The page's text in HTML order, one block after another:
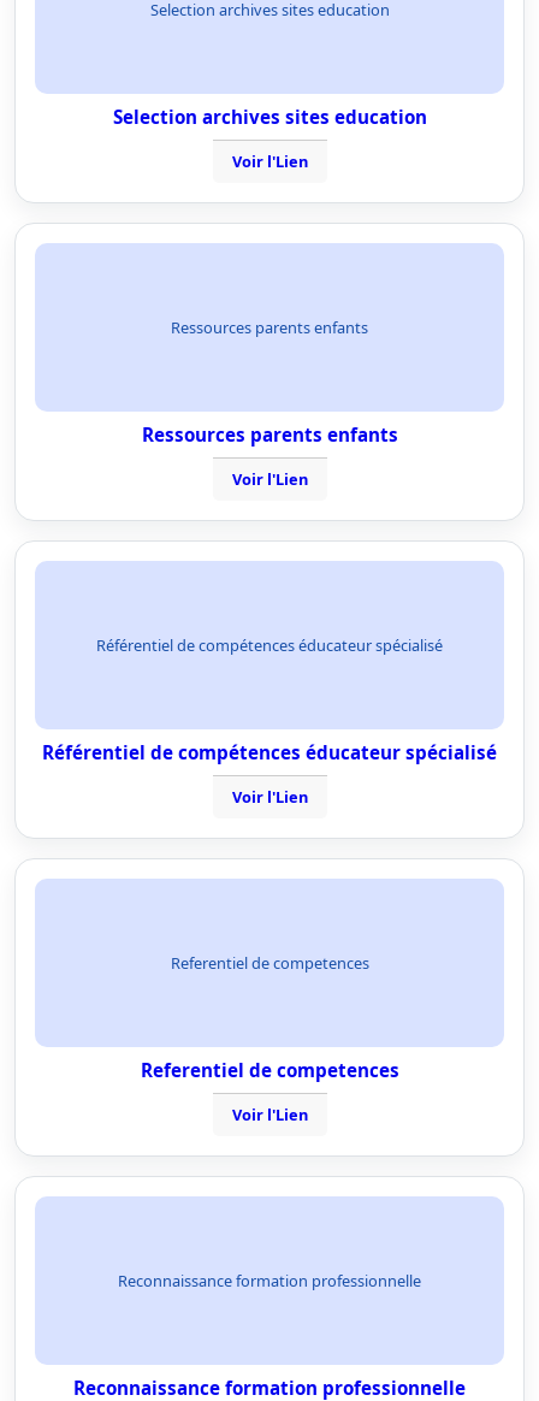
Selection archives sites education
Selection archives sites education
Voir l'Lien
Ressources parents enfants
Ressources parents enfants
Voir l'Lien
Référentiel de compétences éducateur spécialisé
Référentiel de compétences éducateur spécialisé
Voir l'Lien
Referentiel de competences
Referentiel de competences
Voir l'Lien
Reconnaissance formation professionnelle
Reconnaissance formation professionnelle